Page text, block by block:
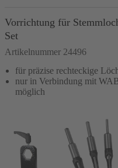
Vorrichtung für
Set
Artikelnummer 24496
für präzise rechteckige
nur in Verbindung mit
möglich